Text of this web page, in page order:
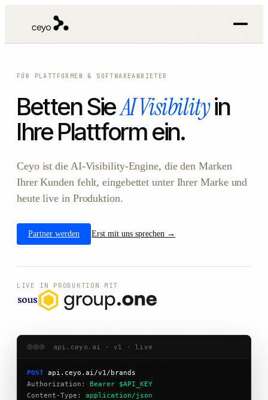
FÜR PLATTFORMEN & SOFTWAREANBIETER
Betten SieAI Visibilityin
Ihre Plattform ein.
Ceyo ist die AI-Visibility-Engine, die den Marken
Ihrer Kunden fehlt, eingebettet unter Ihrer Marke und
heute live in Produktion.
Partner werden Erst mit uns sprechen →
LIVE IN PRODUKTION MIT
api.ceyo.ai · v1 · live
POST api.ceyo.ai/v1/brands
Authorization:
Bearer $API_KEY
Content-Type:
application/json